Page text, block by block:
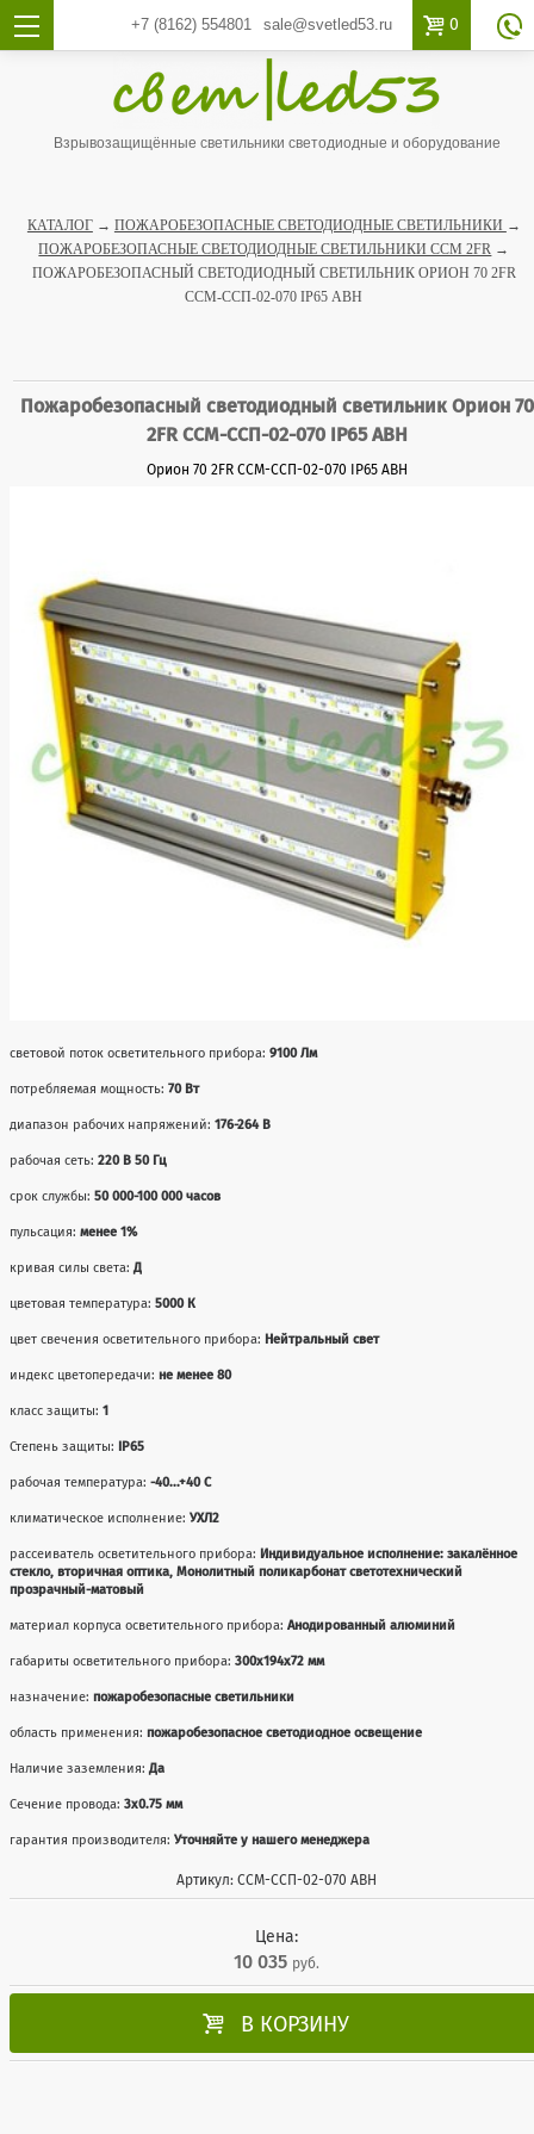
+7 (8162)554801 sale@svetled53.ru  0 
Взрывозащищённые светильники светодиодные и оборудование
КАТАЛОГ→ ПОЖАРОБЕЗОПАСНЫЕ СВЕТОДИОДНЫЕ СВЕТИЛЬНИКИ →
ПОЖАРОБЕЗОПАСНЫЕ СВЕТОДИОДНЫЕ СВЕТИЛЬНИКИ ССМ 2FR →
ПОЖАРОБЕЗОПАСНЫЙ СВЕТОДИОДНЫЙ СВЕТИЛЬНИК ОРИОН 70 2FR
ССМ-ССП-02-070 IP65 АВН
Пожаробезопасный светодиодный светильник Орион 70
2FR ССМ-ССП-02-070 IP65 АВН
Орион 70 2FR ССМ-ССП-02-070 IP65 АВН
световой поток осветительного прибора:9100 Лм
потребляемая мощность:70 Вт
диапазон рабочих напряжений:176-264 В
рабочая сеть:220 В 50 Гц
срок службы:50 000-100 000 часов
пульсация:менее 1%
кривая силы света:Д
цветовая температура:5000 К
цвет свечения осветительного прибора: Нейтральный свет
индекс цветопередачи:не менее 80
класс защиты:1
Степень защиты: IP65
рабочая температура:-40...+40 С
климатическое исполнение:УХЛ2
рассеиватель осветительного прибора: Индивидуальное исполнение: закалённое
стекло, вторичная оптика, Монолитный поликарбонат светотехнический
прозрачный-матовый
материал корпуса осветительного прибора:Анодированный алюминий
габариты осветительного прибора:300x194x72 мм
назначение:пожаробезопасные светильники
область применения:пожаробезопасное светодиодное освещение
Наличие заземления:Да
Сечение провода:3х0.75 мм
гарантия производителя:Уточняйте у нашего менеджера
Артикул: ССМ-ССП-02-070 АВН
Цена:
10 035 руб.
 В КОРЗИНУ